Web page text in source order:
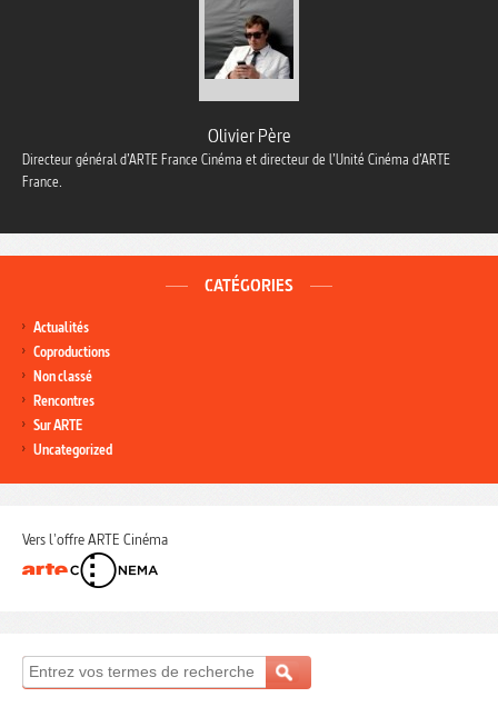
Olivier Père
Directeur général d’ARTE France Cinéma et directeur de l’Unité Cinéma d’ARTE
France.
CATÉGORIES
Actualités
Coproductions
Non classé
Rencontres
Sur ARTE
Uncategorized
Vers l'offre ARTE Cinéma